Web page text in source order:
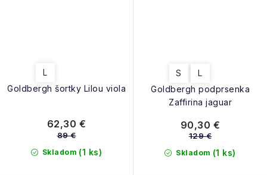
Goldbergh šortky Lilou viola
L
Skladom (1 ks)
62,30 €
89 €
Goldbergh podprsenka
Zaffirina jaguar
S L
Skladom (1 ks)
90,30 €
129 €